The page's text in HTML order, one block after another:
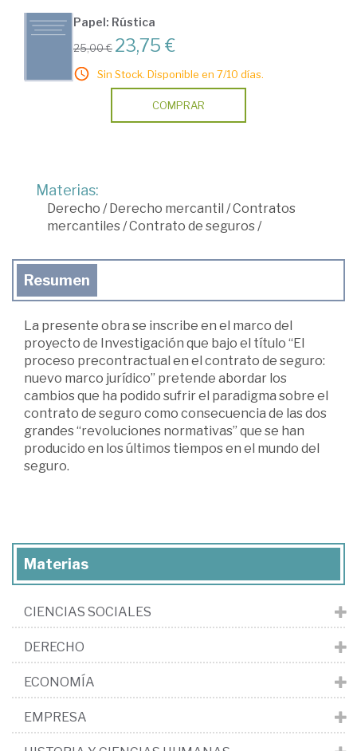
Papel: Rústica
25,00 € 23,75 €
Sin Stock. Disponible en 7/10 días.
COMPRAR
Materias:
Derecho /Derecho mercantil /Contratos
mercantiles /Contrato de seguros /
Resumen
La presente obra se inscribe en el marco del
proyecto de Investigación que bajo el título “El
proceso precontractual en el contrato de seguro:
nuevo marco jurídico” pretende abordar los
cambios que ha podido sufrir el paradigma sobre el
contrato de seguro como consecuencia de las dos
grandes “revoluciones normativas” que se han
producido en los últimos tiempos en el mundo del
seguro.
Materias
CIENCIAS SOCIALES
DERECHO
ECONOMÍA
EMPRESA